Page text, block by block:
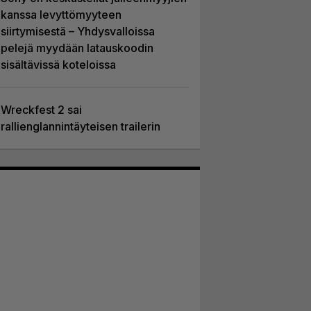
kanssa levyttömyyteen
siirtymisestä – Yhdysvalloissa
pelejä myydään latauskoodin
sisältävissä koteloissa
Wreckfest 2 sai
rallienglannintäyteisen trailerin